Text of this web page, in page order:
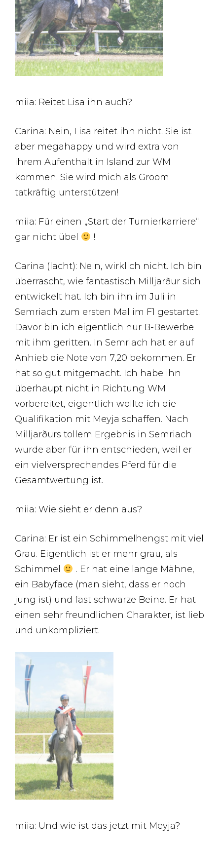
miia: Reitet Lisa ihn auch?
Carina: Nein, Lisa reitet ihn nicht. Sie ist
aber megahappy und wird extra von
ihrem Aufenthalt in Island zur WM
kommen. Sie wird mich als Groom
tatkräftig unterstützen!
miia: Für einen „Start der Turnierkarriere“
gar nicht übel
!
Carina (lacht): Nein, wirklich nicht. Ich bin
überrascht, wie fantastisch Milljarður sich
entwickelt hat. Ich bin ihn im Juli in
Semriach zum ersten Mal im F1 gestartet.
Davor bin ich eigentlich nur B-Bewerbe
mit ihm geritten. In Semriach hat er auf
Anhieb die Note von 7,20 bekommen. Er
hat so gut mitgemacht. Ich habe ihn
überhaupt nicht in Richtung WM
vorbereitet, eigentlich wollte ich die
Qualifikation mit Meyja schaffen. Nach
Milljarðurs tollem Ergebnis in Semriach
wurde aber für ihn entschieden, weil er
ein vielversprechendes Pferd für die
Gesamtwertung ist.
miia: Wie sieht er denn aus?
Carina: Er ist ein Schimmelhengst mit viel
Grau. Eigentlich ist er mehr grau, als
Schimmel
. Er hat eine lange Mähne,
ein Babyface (man sieht, dass er noch
jung ist) und fast schwarze Beine. Er hat
einen sehr freundlichen Charakter, ist lieb
und unkompliziert.
miia: Und wie ist das jetzt mit Meyja?